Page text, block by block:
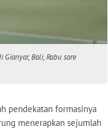
Bali, Rabu sore
pendekatan formasinya
menerapkan sejumlah